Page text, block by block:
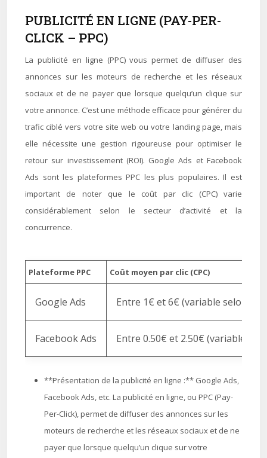
PUBLICITÉ EN LIGNE (PAY-PER-
CLICK – PPC)
La publicité en ligne (PPC) vous permet de diffuser des
annonces sur les moteurs de recherche et les réseaux
sociaux et de ne payer que lorsque quelqu’un clique sur
votre annonce. C’est une méthode efficace pour générer du
trafic ciblé vers votre site web ou votre landing page, mais
elle nécessite une gestion rigoureuse pour optimiser le
retour sur investissement (ROI). Google Ads et Facebook
Ads sont les plateformes PPC les plus populaires. Il est
important de noter que le coût par clic (CPC) varie
considérablement selon le secteur d’activité et la
concurrence.
Plateforme PPC Coût moyen par clic (CPC)
Google Ads Entre 1€ et 6€ (variable selon la
Facebook Ads Entre 0.50€ et 2.50€ (variable
**Présentation de la publicité en ligne :** Google Ads,
Facebook Ads, etc. La publicité en ligne, ou PPC (Pay-
Per-Click), permet de diffuser des annonces sur les
moteurs de recherche et les réseaux sociaux et de ne
payer que lorsque quelqu’un clique sur votre